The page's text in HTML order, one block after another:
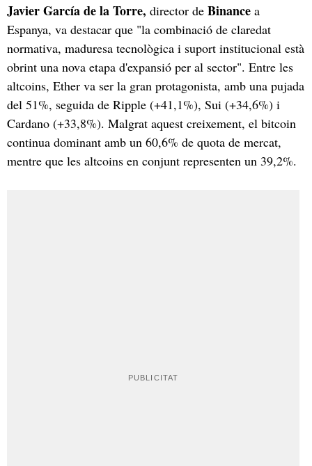
Javier García de la Torre, director de Binance a
Espanya, va destacar que "la combinació de claredat
normativa, maduresa tecnològica i suport institucional està
obrint una nova etapa d'expansió per al sector". Entre les
altcoins, Ether va ser la gran protagonista, amb una pujada
del 51%, seguida de Ripple (+41,1%), Sui (+34,6%) i
Cardano (+33,8%). Malgrat aquest creixement, el bitcoin
continua dominant amb un 60,6% de quota de mercat,
mentre que les altcoins en conjunt representen un 39,2%.